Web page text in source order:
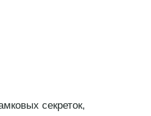
секреток,